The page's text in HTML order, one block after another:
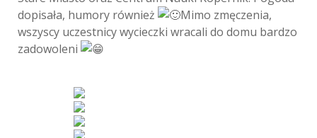
dopisała, humory również
Mimo zmęczenia,
wszyscy uczestnicy wycieczki wracali do domu bardzo
zadowoleni